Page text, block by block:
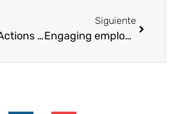
Webinar: Actions to continue promoting social impact
Siguiente
Engaging employees when you can’t volunteer in-person (Jonathas Barreto)